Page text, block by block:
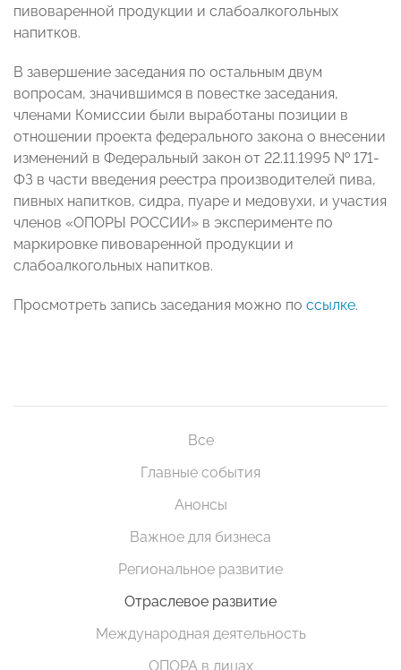
пивоваренной продукции и слабоалкогольных
напитков.
В завершение заседания по остальным двум
вопросам, значившимся в повестке заседания,
членами Комиссии были выработаны позиции в
отношении проекта федерального закона о внесении
изменений в Федеральный закон от 22.11.1995 № 171-
ФЗ в части введения реестра производителей пива,
пивных напитков, сидра, пуаре и медовухи, и участия
членов «ОПОРЫ РОССИИ» в эксперименте по
маркировке пивоваренной продукции и
слабоалкогольных напитков.
Просмотреть запись заседания можно по ссылке.
Все
Главные события
Анонсы
Важное для бизнеса
Региональное развитие
Отраслевое развитие
Международная деятельность
ОПОРА в лицах